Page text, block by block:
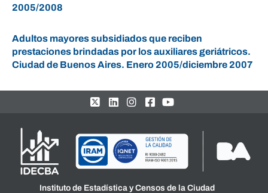
2005/2008
Adultos mayores subsidiados que reciben
prestaciones brindadas por los auxiliares geriátricos.
Ciudad de Buenos Aires. Enero 2005/diciembre 2007
Instituto de Estadística y Censos de la Ciudad